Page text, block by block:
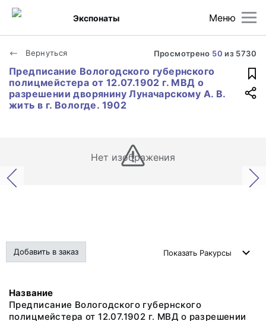
Меню
Экспонаты
Вернуться Просмотрено 50 из 5730
Предписание Вологодского губернского
полицмейстера от 12.07.1902 г. МВД о
разрешении дворянину Луначарскому А. В.
жить в г. Вологде. 1902
Нет изображения
Добавить в заказ Показать Ракурсы
Название
Предписание Вологодского губернского
полицмейстера от 12.07.1902 г. МВД о разрешении